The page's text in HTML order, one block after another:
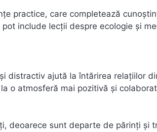
practice, care completează
include lecții despre ecologie și
distractiv ajută la întărirea relațiilor
o atmosferă mai pozitivă și
deoarece sunt departe de părinți și